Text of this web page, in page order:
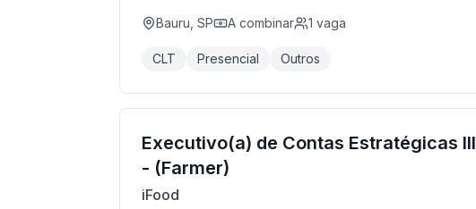
Bauru, SP A combinar 1 vaga
CLT Presencial Outros
Executivo(a) de Contas Estratégicas III
- (Farmer)
iFood